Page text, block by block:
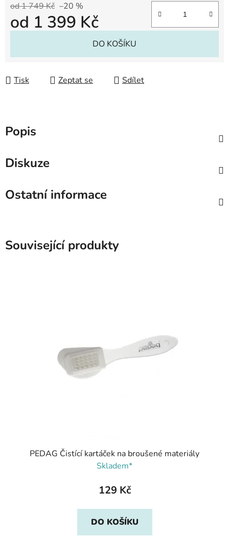
od 1 749 Kč –20 %
od 1 399 Kč
DO KOŠÍKU
Tisk Zeptat se Sdílet
Popis
Diskuze
Ostatní informace
Související produkty
PEDAG Čistící kartáček na broušené materiály
Skladem*
129 Kč
DO KOŠÍKU